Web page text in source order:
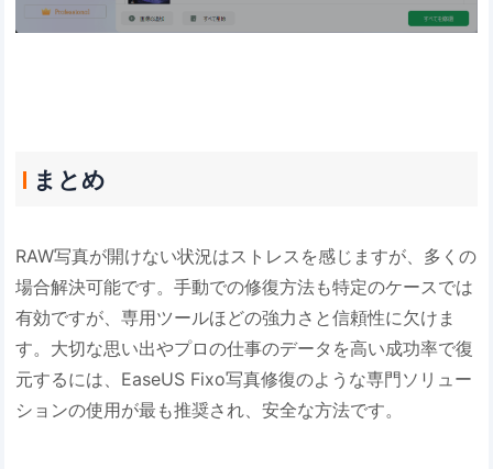
まとめ
RAW写真が開けない状況はストレスを感じますが、多くの
場合解決可能です。手動での修復方法も特定のケースでは
有効ですが、専用ツールほどの強力さと信頼性に欠けま
す。大切な思い出やプロの仕事のデータを高い成功率で復
元するには、EaseUS Fixo写真修復のような専門ソリュー
ションの使用が最も推奨され、安全な方法です。